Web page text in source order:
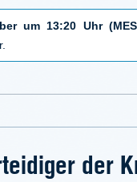
um 13:20 Uhr
der